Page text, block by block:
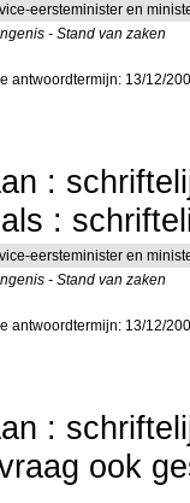
vice-eersteminister en
- Stand van zaken
antwoordtermijn: 13/12/
:
:
vice-eersteminister en
- Stand van zaken
antwoordtermijn: 13/12/
:
ook